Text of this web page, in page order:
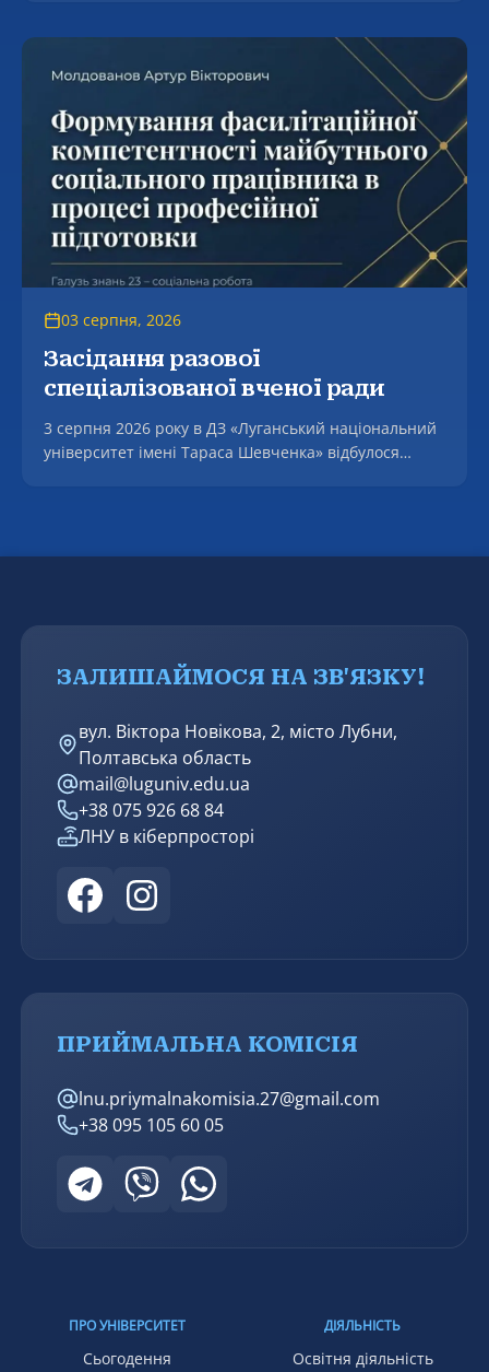
03 серпня, 2026
Засідання разової
спеціалізованої вченої ради
3 серпня 2026 року в ДЗ «Луганський національний
університет імені Тараса Шевченка» відбулося
ЗАЛИШАЙМОСЯ НА ЗВ'ЯЗКУ!
вул. Віктора Новікова, 2, місто Лубни,
Полтавська область
mail@luguniv.edu.ua
+38 075 926 68 84
ЛНУ в кіберпросторі
ПРИЙМАЛЬНА КОМІСІЯ
lnu.priymalnakomisia.27@gmail.com
+38 095 105 60 05
ПРО УНІВЕРСИТЕТ
Сьогодення
ДІЯЛЬНІСТЬ
Освітня діяльність